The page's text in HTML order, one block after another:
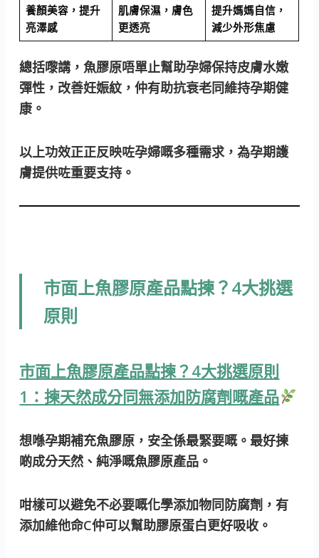
養顏美容，提升
亮澤感
肌膚保濕，膚色
更透亮
提升媽媽自信，
減少外形焦慮
總括嚟講，魚膠原唔單止幫助孕婦保持皮膚水嫩
彈性，改善妊娠紋，仲有助抗衰老同維持孕期健
康。
以上功效正正反映咗孕婦嘅多種需求，為孕期護
膚提供咗重要支持。
市面上魚膠原產品點揀？4大挑選
原則
市面上魚膠原產品點揀？4大挑選原則
1：揀天然成分同無添加防腐劑嘅產品
想喺孕期補充魚膠原，安全係最緊要嘅。最好揀
啲成分天然、純淨嘅魚膠原產品。
咁樣可以避免不必要嘅化學添加物同防腐劑，有
添加維他命C仲可以幫助膠原蛋白更好吸收。